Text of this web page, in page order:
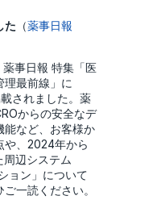
た （薬事日報
事日報 特集「医
理最前線」に
されました。薬
からの安全なデ
能など、お客様か
や、2024年から
辺システム
ョン」について
一読ください。